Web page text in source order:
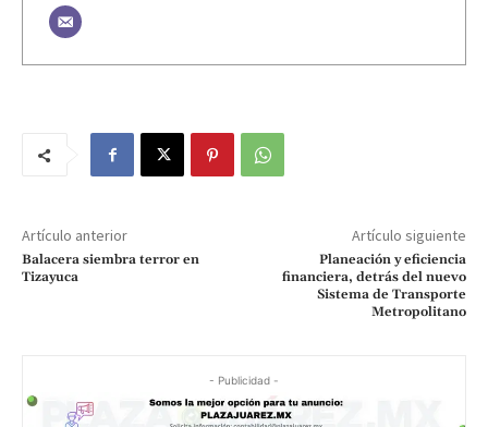
Artículo anterior
Balacera siembra terror en
Tizayuca
Artículo siguiente
Planeación y eficiencia
financiera, detrás del nuevo
Sistema de Transporte
Metropolitano
- Publicidad -